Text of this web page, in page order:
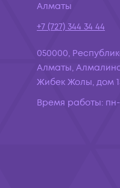
Алматы
+7 (727) 344 34 44
050000,
Алматы,
Жибек Жолы, дом
Время работы: